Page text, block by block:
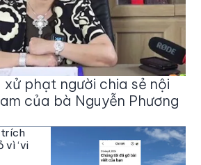
xử phạt người chia sẻ nội
của bà Nguyễn Phương
trích
vì ‘vi